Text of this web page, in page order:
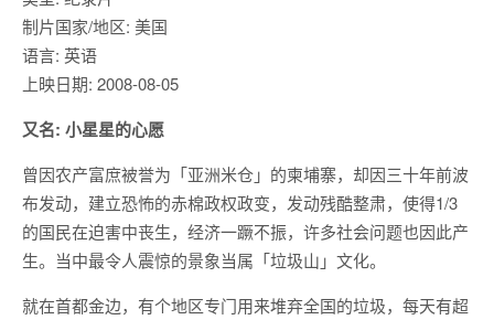
制片国家/地区: 美国
语言: 英语
上映日期: 2008-08-05
又名: 小星星的心愿
曾因农产富庶被誉为「亚洲米仓」的柬埔寨，却因三十年前波
布发动，建立恐怖的赤棉政权政变，发动残酷整肃，使得1/3
的国民在迫害中丧生，经济一蹶不振，许多社会问题也因此产
生。当中最令人震惊的景象当属「垃圾山」文化。
就在首都金边，有个地区专门用来堆弃全国的垃圾，每天有超